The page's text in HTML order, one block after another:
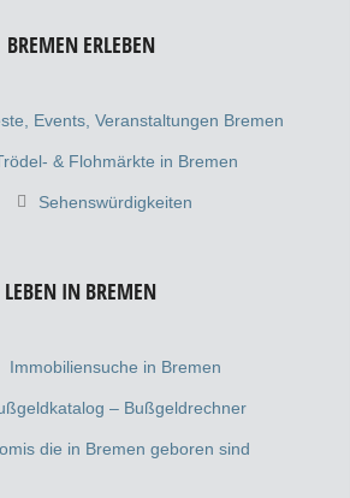
BREMEN ERLEBEN
Events, Veranstaltungen Bremen
& Flohmärkte in Bremen
Sehenswürdigkeiten
LEBEN IN BREMEN
Immobiliensuche in Bremen
– Bußgeldrechner
die in Bremen geboren sind